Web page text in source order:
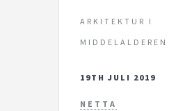
ARKITEKTUR I
MIDDELALDEREN
19TH JULI 2019
NETTA